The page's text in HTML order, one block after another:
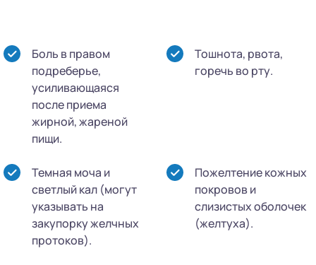
Боль в правом
подреберье,
усиливающаяся
после приема
жирной, жареной
пищи.
Тошнота, рвота,
горечь во рту.
Темная моча и
светлый кал (могут
указывать на
закупорку желчных
протоков).
Пожелтение кожных
покровов и
слизистых оболочек
(желтуха).